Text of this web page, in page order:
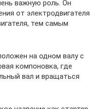
важную роль. Он
от электродвигателя
тем самым
на одном валу с
компоновка, где
вал и вращаться